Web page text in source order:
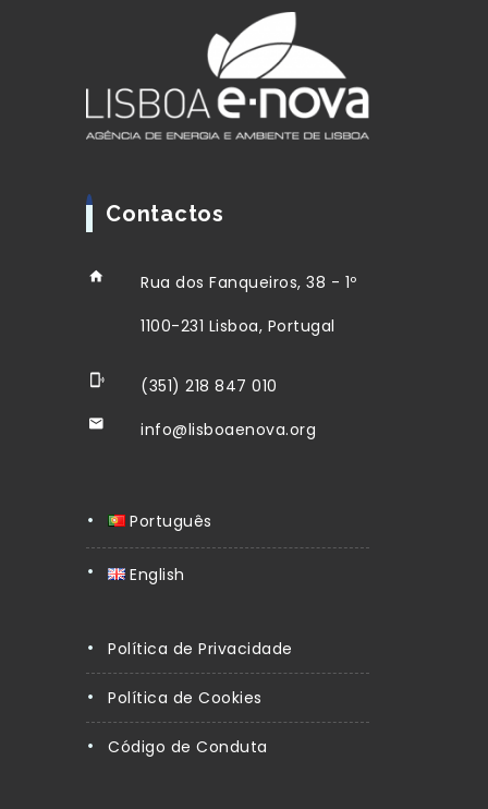
Contactos
Rua dos Fanqueiros, 38 - 1º
1100-231 Lisboa, Portugal
(351) 218 847 010
info@lisboaenova.org
Português
English
Política de Privacidade
Política de Cookies
Código de Conduta